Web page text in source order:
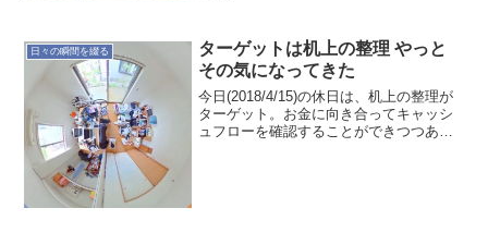
日々の瞬間を綴る
ターゲットは机上の整理 やっと
その気になってきた
今日(2018/4/15)の休日は、机上の整理が
ターゲット。お金に向き合ってキャッシ
ュフローを確認することができつつあ